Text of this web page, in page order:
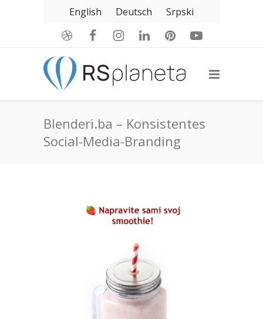
English Deutsch Srpski
Blenderi.ba – Konsistentes
Social-Media-Branding